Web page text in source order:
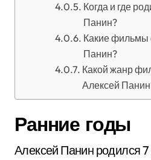
Когда и где
Панин?
Какие фильмы
Панин?
Какой жанр
Алексей
Ранние годы
Алексей Панин родился 7